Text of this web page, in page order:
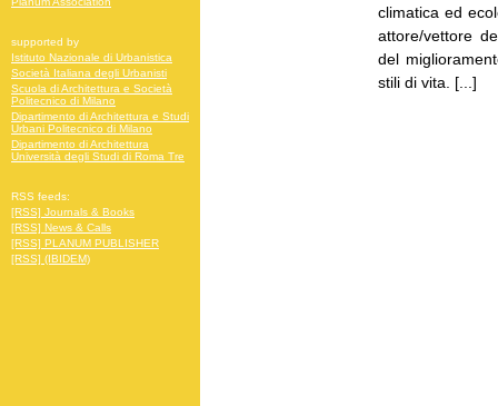
climatica ed
attore/vettore
del
stili di vita. [...]
supported by
Istituto Nazionale di Urbanistica
Società Italiana degli Urbanisti
Scuola di Architettura e Società
Politecnico di Milano
Dipartimento di Architettura e Studi
Urbani Politecnico di Milano
Dipartimento di Architettura
Università degli Studi di Roma Tre
RSS feeds:
[RSS] Journals & Books
[RSS] News & Calls
[RSS] PLANUM PUBLISHER
[RSS] (IBIDEM)